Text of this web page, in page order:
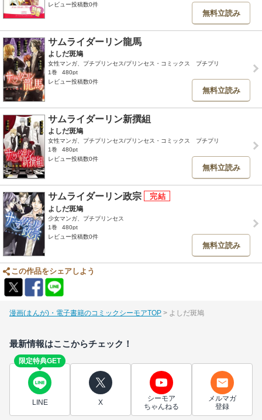
レビュー投稿数0件
無料立読み
サムライダーリン龍馬
よしだ斑鳩
女性マンガ、プチプリンセス/プリンセス・コミックス プチプリ
1巻
480pt
レビュー投稿数0件
無料立読み
サムライダーリン新撰組
よしだ斑鳩
女性マンガ、プチプリンセス/プリンセス・コミックス プチプリ
1巻
480pt
レビュー投稿数0件
無料立読み
サムライダーリン政宗
よしだ斑鳩
少女マンガ、プチプリンセス
1巻
480pt
レビュー投稿数0件
無料立読み
この作品をシェアしよう
漫画(まんが)・電子書籍のコミックシーモアTOP よしだ斑鳩
最新情報はここからチェック！
限定特典GET
LINE X
シーモア
ちゃんねる
メルマガ
登録